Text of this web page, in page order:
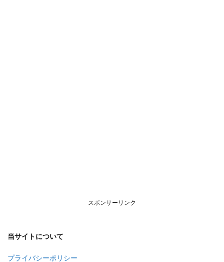
スポンサーリンク
当サイトについて
プライバシーポリシー